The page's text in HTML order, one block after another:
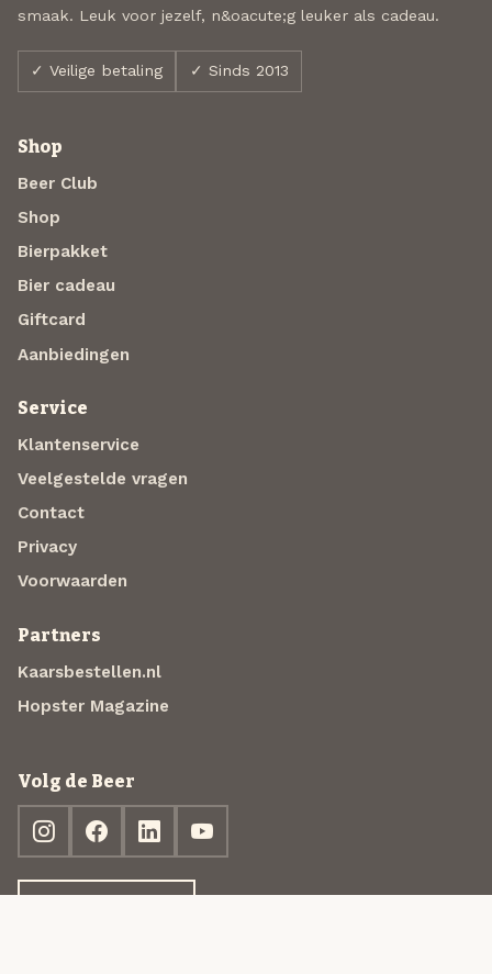
smaak. Leuk voor jezelf, n&oacute;g leuker als cadeau.
✓ Veilige betaling ✓ Sinds 2013
Shop
Beer Club
Shop
Bierpakket
Bier cadeau
Giftcard
Aanbiedingen
Service
Klantenservice
Veelgestelde vragen
Contact
Privacy
Voorwaarden
Partners
Kaarsbestellen.nl
Hopster Magazine
Volg de Beer